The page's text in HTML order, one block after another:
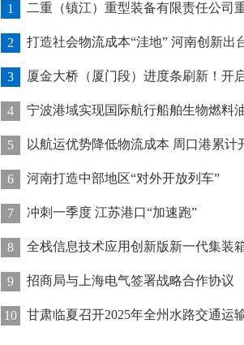
1
2
3
4
5
6 河南打造中部地区“对外开放列车”
7 冲刺一季度 江苏港口“加速跑”
8
9 招商局与上海电气签署战略合作协议
10